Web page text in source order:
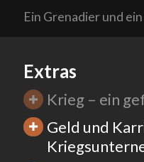
Extras
Krieg – ein
Geld und